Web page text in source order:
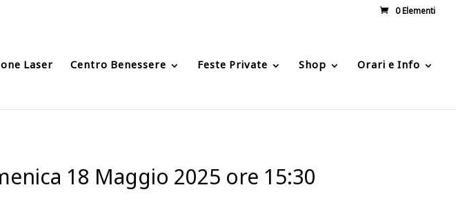
0 Elementi
Laser Centro Benessere Feste Private Shop Orari e Info
18 Maggio 2025 ore 15:30